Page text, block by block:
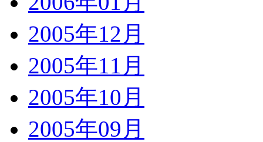
2005年12月
2005年11月
2005年10月
2005年09月